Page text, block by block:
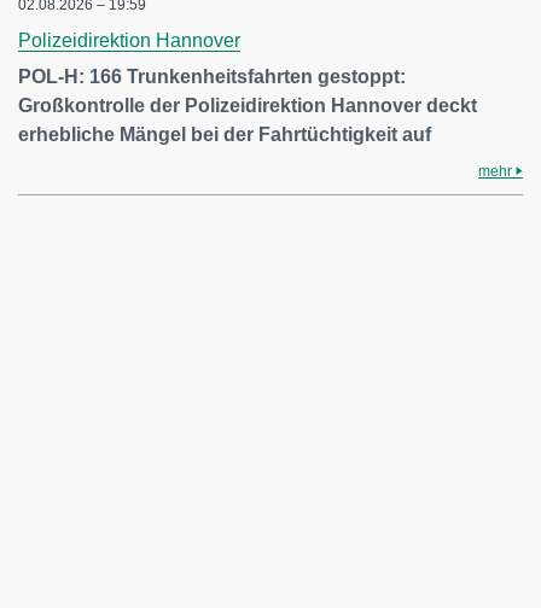
02.08.2026 – 19:59
Polizeidirektion Hannover
POL-H: 166 Trunkenheitsfahrten gestoppt:
Großkontrolle der Polizeidirektion Hannover deckt
erhebliche Mängel bei der Fahrtüchtigkeit auf
mehr